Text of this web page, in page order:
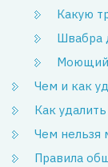
Какую
Швабра
Моющий
Чем и как
Как
Чем нельзя
Правила